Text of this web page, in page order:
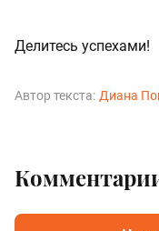
Делитесь успехами!
Автор текста: Диана